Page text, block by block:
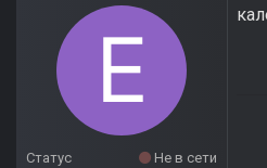
Статус
Не в сети